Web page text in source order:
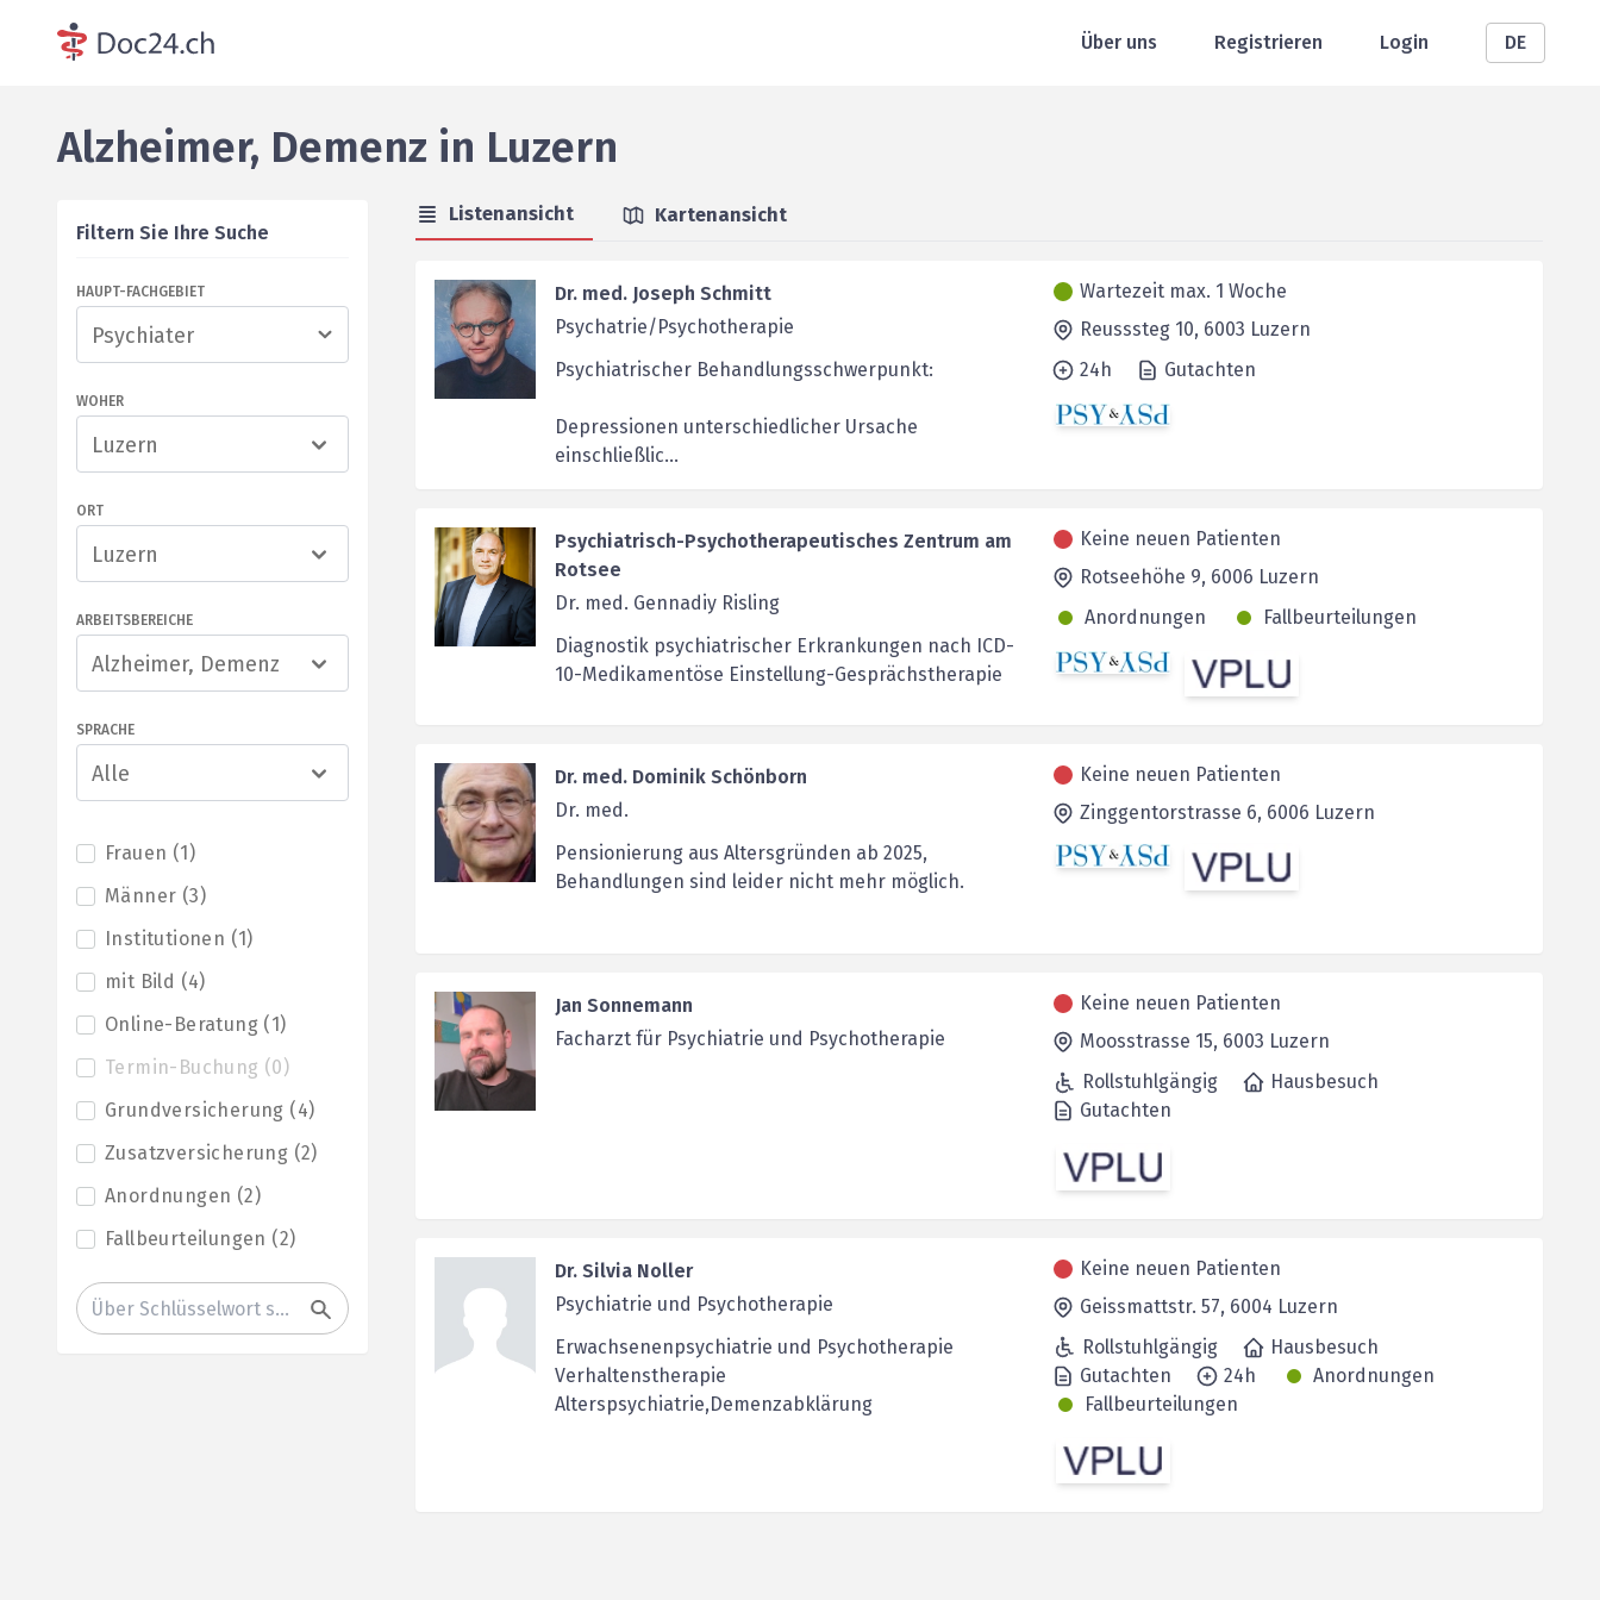
Über uns Registrieren Login DE
Alzheimer, Demenz in Luzern
Filtern Sie Ihre Suche
HAUPT-FACHGEBIET
WOHER
Luzern
ORT
Luzern
ARBEITSBEREICHE
Alzheimer, Demenz
SPRACHE
Alle
Frauen (1)
Männer (3)
Institutionen (1)
mit Bild (4)
Online-Beratung (1)
Termin-Buchung (0)
Grundversicherung (4)
Zusatzversicherung (2)
Anordnungen (2)
Fallbeurteilungen (2)
Listenansicht Kartenansicht
Dr. med. Joseph Schmitt
Psychatrie/Psychotherapie
Psychiatrischer Behandlungsschwerpunkt:
Depressionen unterschiedlicher Ursache
einschließlic...
Wartezeit max. 1 Woche
Reusssteg 10, 6003 Luzern
24h
Gutachten
Psychiatrisch-Psychotherapeutisches Zentrum am
Rotsee
Dr. med. Gennadiy Risling
Diagnostik psychiatrischer Erkrankungen nach ICD-
10-Medikamentöse Einstellung-Gesprächstherapie
Keine neuen Patienten
Rotseehöhe 9, 6006 Luzern
Anordnungen
Fallbeurteilungen
Dr. med. Dominik Schönborn
Dr. med.
Pensionierung aus Altersgründen ab 2025,
Behandlungen sind leider nicht mehr möglich.
Keine neuen Patienten
Zinggentorstrasse 6, 6006 Luzern
Jan Sonnemann
Facharzt für Psychiatrie und Psychotherapie
Keine neuen Patienten
Moosstrasse 15, 6003 Luzern
Rollstuhlgängig
Hausbesuch
Gutachten
Dr. Silvia Noller
Psychiatrie und Psychotherapie
Erwachsenenpsychiatrie und Psychotherapie
Verhaltenstherapie
Alterspsychiatrie,Demenzabklärung
Keine neuen Patienten
Geissmattstr. 57, 6004 Luzern
Rollstuhlgängig
Hausbesuch
Gutachten
24h
Anordnungen
Fallbeurteilungen